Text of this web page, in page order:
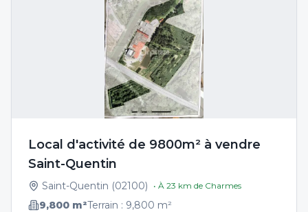
Local d'activité de 9800m² à vendre
Saint-Quentin
Saint-Quentin (02100) • À 23 km de Charmes
9,800 m²Terrain : 9,800 m²